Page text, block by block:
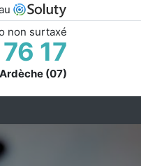
non surtaxé
17
(07)